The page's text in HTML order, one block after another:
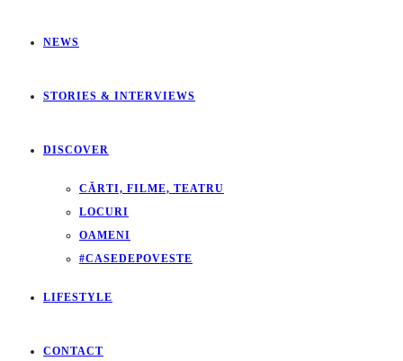
NEWS
STORIES & INTERVIEWS
DISCOVER
CĂRTI, FILME, TEATRU
LOCURI
OAMENI
#CASEDEPOVESTE
LIFESTYLE
CONTACT